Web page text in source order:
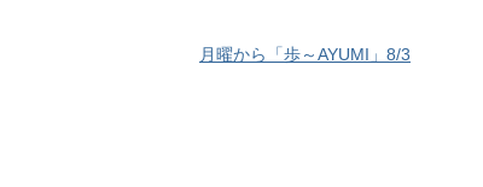
月曜から「歩～AYUMI」8/3